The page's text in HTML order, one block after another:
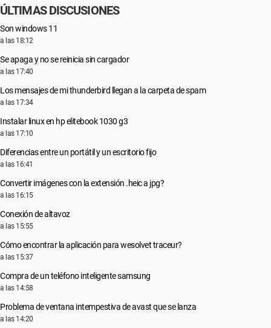
ÚLTIMAS DISCUSIONES
Son windows 11
a las 18:12
Se apaga y no se reinicia sin cargador
a las 17:40
Los mensajes de mi thunderbird llegan a la carpeta de spam
a las 17:34
Instalar linux en hp elitebook 1030 g3
a las 17:10
Diferencias entre un portátil y un escritorio fijo
a las 16:41
Convertir imágenes con la extensión .heic a jpg?
a las 16:15
Conexión de altavoz
a las 15:55
Cómo encontrar la aplicación para wesolvet traceur?
a las 15:37
Compra de un teléfono inteligente samsung
a las 14:58
Problema de ventana intempestiva de avast que se lanza
a las 14:20